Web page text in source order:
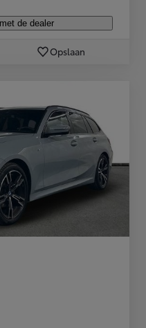
de dealer
Opslaan